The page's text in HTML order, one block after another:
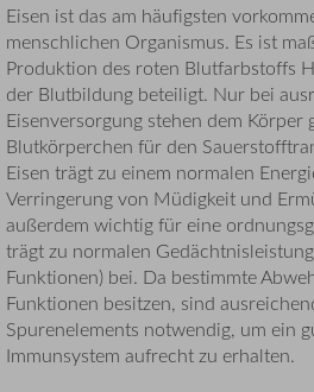
Eisen ist das am häufigsten
menschlichen Organismus. Es ist
Produktion des roten Blutfarbstoffs
der Blutbildung beteiligt. Nur bei
Eisenversorgung stehen dem Körper
Blutkörperchen für den
Eisen trägt zu einem normalen
Verringerung von Müdigkeit und
außerdem wichtig für eine
trägt zu normalen
Funktionen) bei. Da bestimmte
Funktionen besitzen, sind
Spurenelements notwendig, um ein
Immunsystem aufrecht zu erhalten.